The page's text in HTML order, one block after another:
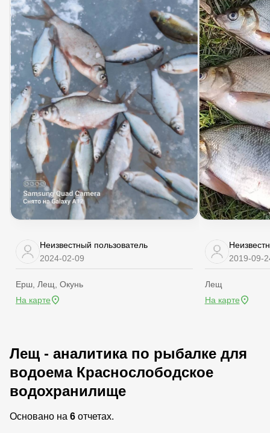
Неизвестный пользователь
2024-02-09
Ерш, Лещ, Окунь
На карте
2019-09-
Лещ
На карте
Лещ - аналитика по рыбалке для
водоема Краснослободское
водохранилище
Основано на 6 отчетах.